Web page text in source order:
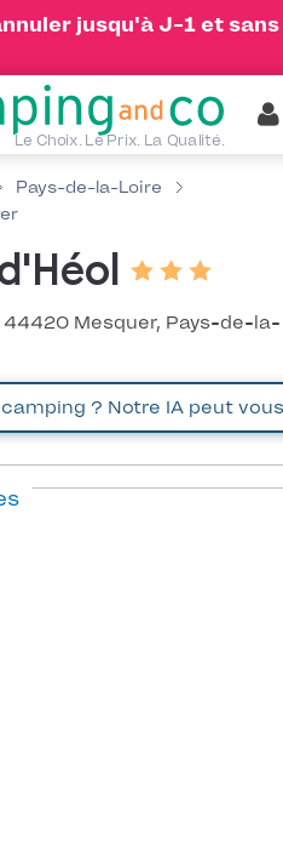
jusqu'à J-1 et sans
Le Choix. Le Prix. La Qualité.
Pays-de-la-Loire
44420 Mesquer, Pays-de-la-